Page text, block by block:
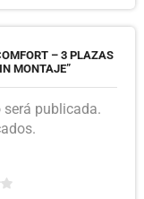
– 3 PLAZAS
MONTAJE”
será publicada.